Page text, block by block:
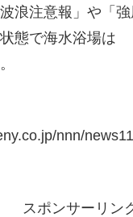
浪注意報」や「
態で海水浴場は
nnn/
スポンサーリン